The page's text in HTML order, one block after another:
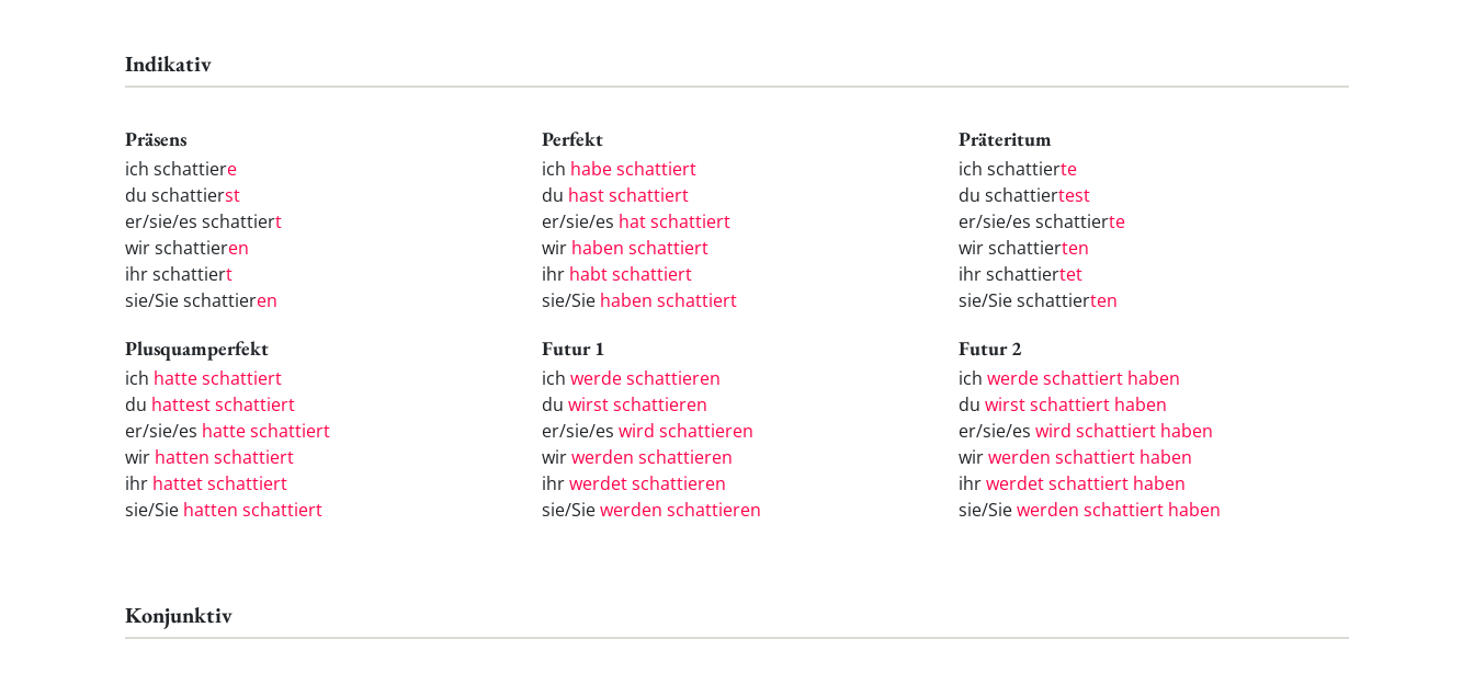
Indikativ
Präsens
ich schattiere
du schattierst
er/sie/es schattiert
wir schattieren
ihr schattiert
sie/Sie schattieren
Perfekt
ich habe schattiert
du hast schattiert
er/sie/es hat schattiert
wir haben schattiert
ihr habt schattiert
sie/Sie haben schattiert
Präteritum
ich schattierte
du schattiertest
er/sie/es schattierte
wir schattierten
ihr schattiertet
sie/Sie schattierten
Plusquamperfekt
ich hatte schattiert
du hattest schattiert
er/sie/es hatte schattiert
wir hatten schattiert
ihr hattet schattiert
sie/Sie hatten schattiert
Futur 1
ich werde schattieren
du wirst schattieren
er/sie/es wird schattieren
wirwerden schattieren
ihrwerdet schattieren
sie/Siewerden schattieren
Futur 2
ich werde schattiert haben
du wirst schattiert haben
er/sie/es wird schattiert haben
wirwerden schattiert haben
ihrwerdet schattiert haben
sie/Siewerden schattiert haben
Konjunktiv